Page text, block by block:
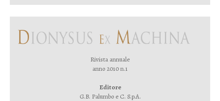
Rivista annuale
anno 2010 n.1
Editore
G.B. Palumbo e C. S.p.A.